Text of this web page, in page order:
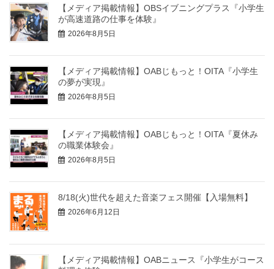
【メディア掲載情報】OBSイブニングプラス『小学生
が高速道路の仕事を体験』
2026年8月5日
【メディア掲載情報】OABじもっと！OITA『小学生
の夢が実現』
2026年8月5日
【メディア掲載情報】OABじもっと！OITA『夏休み
の職業体験会』
2026年8月5日
8/18(火)世代を超えた音楽フェス開催【入場無料】
2026年6月12日
【メディア掲載情報】OABニュース『小学生がコース